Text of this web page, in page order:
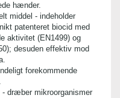
hænder.
middel - indeholder
patenteret biocid med
aktivitet (EN1499) og
desuden effektiv mod
forekommende
- dræber mikroorganismer